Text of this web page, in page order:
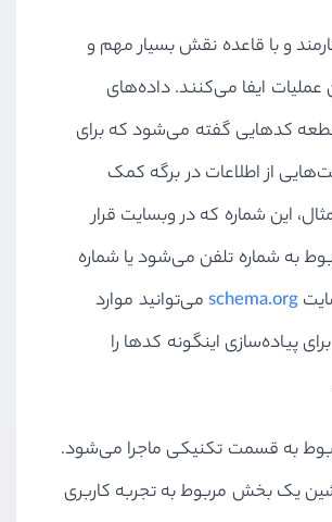
و با قاعده نقش بسیار مهم و
عملیات ایفا می‌کنند. داده‌های
کدهایی گفته می‌شود که برای
از اطلاعات در برگه کمک
این شماره که در وبسایت قرار
به شماره تلفن می‌شود یا شماره
schema.orgمی‌توانید موارد
پیاده‌سازی اینگونه کدها را
به قسمت تکنیکی ماجرا می‌شود.
یک بخش مربوط به تجربه کاربری